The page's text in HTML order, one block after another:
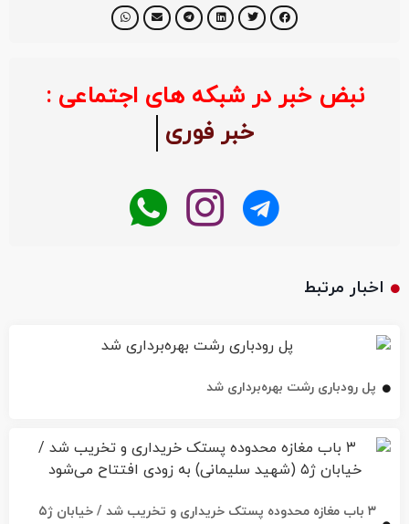
نبض خبر در شبکه های اجتماعی :
خبر فوری
اخبار مرتبط
پل رودباری رشت بهره‌برداری شد
۳ باب مغازه محدوده پستک خریداری و تخریب شد / خیابان ژ۵